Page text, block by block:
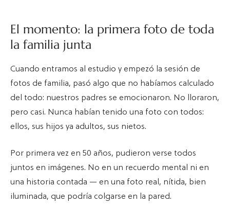
El momento: la primera foto de toda
la familia junta
Cuando entramos al estudio y empezó la sesión de
fotos de familia, pasó algo que no habíamos calculado
del todo: nuestros padres se emocionaron. No lloraron,
pero casi. Nunca habían tenido una foto con todos:
ellos, sus hijos ya adultos, sus nietos.
Por primera vez en 50 años, pudieron verse todos
juntos en imágenes. No en un recuerdo mental ni en
una historia contada — en una foto real, nítida, bien
iluminada, que podría colgarse en la pared.